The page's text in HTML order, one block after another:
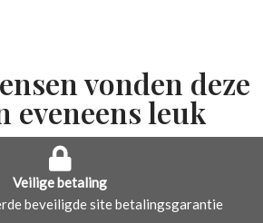
vonden deze
eveneens leuk
Veilige betaling
beveiligde site betalingsgarantie